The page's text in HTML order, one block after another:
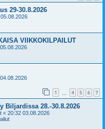
29-30.8.2026
VIIKKOKILPAILUT
1 4 5 6 7
Biljardissa 28.-30.8.2026
« 20:32 03.08.2026